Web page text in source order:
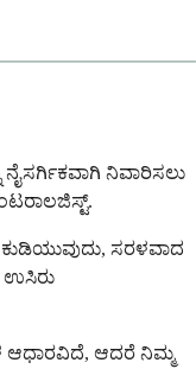
ನೈಸರ್ಗಿಕವಾಗಿ ನಿವಾರಿಸಲು
ಕುಡಿಯುವುದು, ಸರಳವಾದ
ಉಸಿರು
ಆಧಾರವಿದೆ, ಆದರೆ ನಿಮ್ಮ